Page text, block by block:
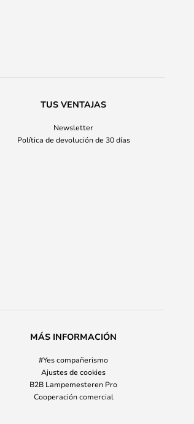
TUS VENTAJAS
Newsletter
Política de devolución de 30 días
MÁS INFORMACIÓN
#Yes compañerismo
Ajustes de cookies
B2B Lampemesteren Pro
Cooperación comercial